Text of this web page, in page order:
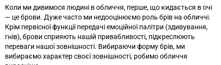
Коли ми дивимося людині в обличчя, перше, що кидається в очі
— це брови. Дуже часто ми недооцінюємо роль брів на обличчі.
Крім первісної функції передачі емоційної палітри (здивування,
гнів), брови сприяють нашій привабливості, підкреслюють
переваги нашої зовнішності. Вибираючи форму брів, ми
вибираємо характер своєї зовнішності, робимо обличчя